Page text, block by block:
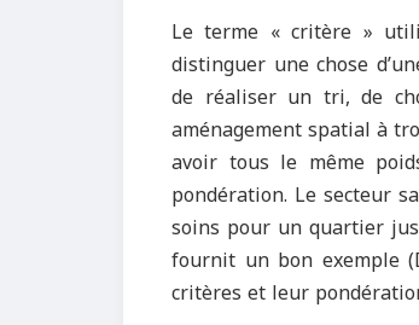
Le terme « critère »
distinguer une chose
de réaliser un tri, de
aménagement spatial à
avoir tous le même
pondération. Le secteur
soins pour un quartier
fournit un bon exemple
critères et leur